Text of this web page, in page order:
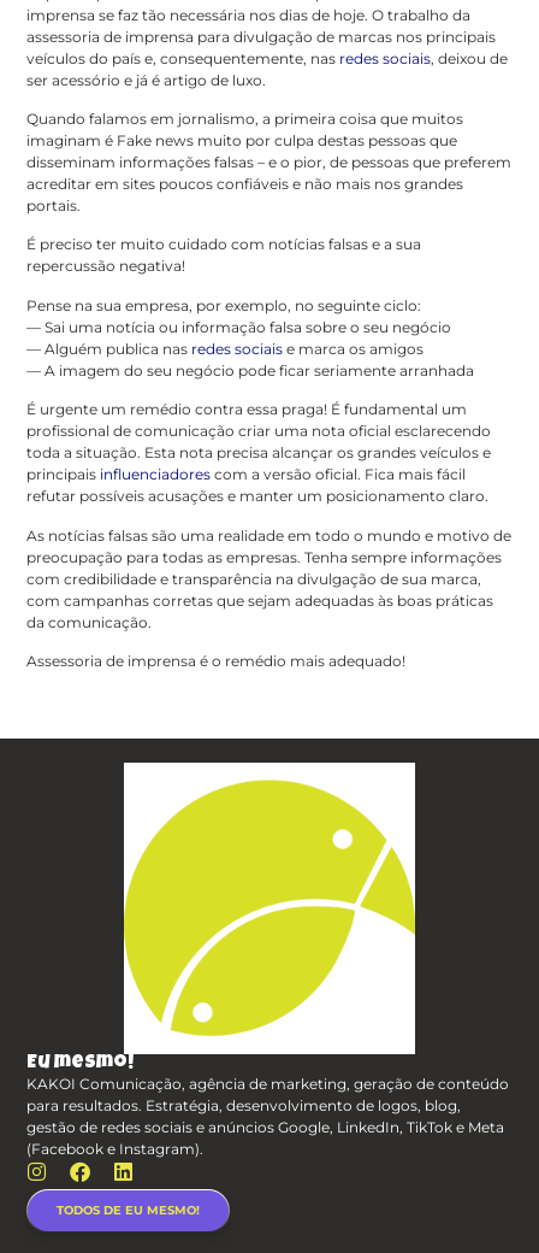
imprensa se faz tão necessária nos dias de hoje. O trabalho da
assessoria de imprensa para divulgação de marcas nos principais
veículos do país e, consequentemente, nas redes sociais, deixou de
ser acessório e já é artigo de luxo.
Quando falamos em jornalismo, a primeira coisa que muitos
imaginam é Fake news muito por culpa destas pessoas que
disseminam informações falsas – e o pior, de pessoas que preferem
acreditar em sites poucos confiáveis e não mais nos grandes
portais.
É preciso ter muito cuidado com notícias falsas e a sua
repercussão negativa!
Pense na sua empresa, por exemplo, no seguinte ciclo:
— Sai uma notícia ou informação falsa sobre o seu negócio
— Alguém publica nas redes sociais e marca os amigos
— A imagem do seu negócio pode ficar seriamente arranhada
É urgente um remédio contra essa praga! É fundamental um
profissional de comunicação criar uma nota oficial esclarecendo
toda a situação. Esta nota precisa alcançar os grandes veículos e
principais influenciadores com a versão oficial. Fica mais fácil
refutar possíveis acusações e manter um posicionamento claro.
As notícias falsas são uma realidade em todo o mundo e motivo de
preocupação para todas as empresas. Tenha sempre informações
com credibilidade e transparência na divulgação de sua marca,
com campanhas corretas que sejam adequadas às boas práticas
da comunicação.
Assessoria de imprensa é o remédio mais adequado!
Eu mesmo!
KAKOI Comunicação, agência de marketing, geração de conteúdo
para resultados. Estratégia, desenvolvimento de logos, blog,
gestão de redes sociais e anúncios Google, LinkedIn, TikTok e Meta
(Facebook e Instagram).
TODOS DE EU MESMO!